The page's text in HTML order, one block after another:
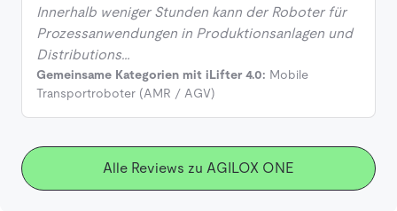
Innerhalb weniger Stunden kann der Roboter für
Prozessanwendungen in Produktionsanlagen und
Distributions…
Gemeinsame Kategorien mit iLifter 4.0: Mobile
Transportroboter (AMR / AGV)
Alle Reviews zu AGILOX ONE